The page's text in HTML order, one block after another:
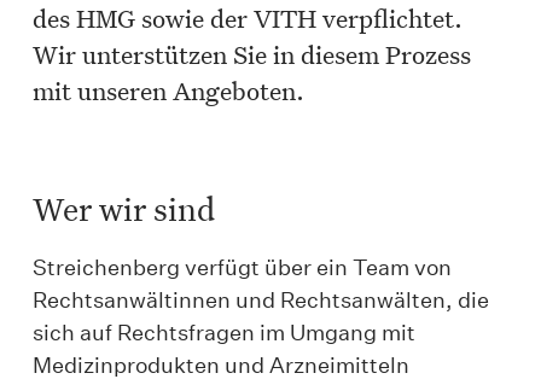
des HMG sowie der VITH verpflichtet.
Wir unterstützen Sie in diesem Prozess
mit unseren Angeboten.
Wer wir sind
Streichenberg verfügt über ein Team von
Rechtsanwältinnen und Rechtsanwälten, die
sich auf Rechtsfragen im Umgang mit
Medizinprodukten und Arzneimitteln